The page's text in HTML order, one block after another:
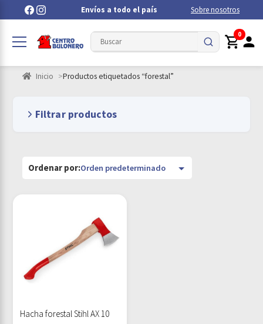
Envíos a todo el país Sobre nosotros
0
Inicio Productos etiquetados “forestal”
Filtrar productos
Hacha forestal Stihl AX 10